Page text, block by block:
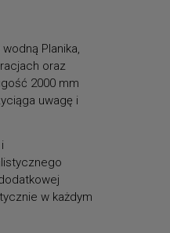
Planika,
oraz
2000 mm
uwagę i
w każdym